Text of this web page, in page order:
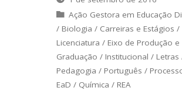
Ação Gestora em Educação
/ Biologia / Carreiras e Estágios /
Licenciatura / Eixo de Produção
Graduação / Institucional / Letras
Pedagogia / Português /
EaD / Química / REA